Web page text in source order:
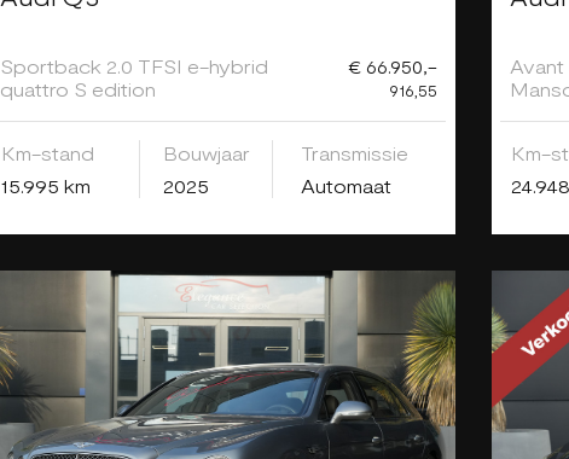
Sportback 2.0 TFSI e-hybrid
quattro S edition
€ 66.950,-
916,55
Km-stand
15.995 km
Bouwjaar
2025
Transmissie
Automaat
Avant
Km-